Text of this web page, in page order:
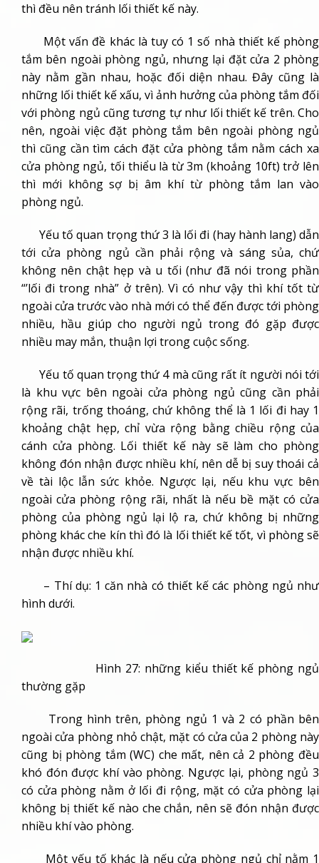
thì đều nên tránh lối thiết kế này.
Một vấn đề khác là tuy có 1 số nhà thiết kế phòng
tắm bên ngoài phòng ngủ, nhưng lại đặt cửa 2 phòng
này nằm gần nhau, hoặc đối diện nhau. Đây cũng là
những lối thiết kế xấu, vì ảnh hưởng của phòng tắm đối
với phòng ngủ cũng tương tự như lối thiết kế trên. Cho
nên, ngoài việc đặt phòng tắm bên ngoài phòng ngủ
thì cũng cần tìm cách đặt cửa phòng tắm nằm cách xa
cửa phòng ngủ, tối thiểu là từ 3m (khoảng 10ft) trở lên
thì mới không sợ bị âm khí từ phòng tắm lan vào
phòng ngủ.
Yếu tố quan trọng thứ 3 là lối đi (hay hành lang) dẫn
tới cửa phòng ngủ cần phải rộng và sáng sủa, chứ
không nên chật hẹp và u tối (như đã nói trong phần
“’lối đi trong nhà” ở trên). Vì có như vậy thì khí tốt từ
ngoài cửa trước vào nhà mới có thể đến được tới phòng
nhiều, hầu giúp cho người ngủ trong đó gặp được
nhiều may mắn, thuận lợi trong cuộc sống.
Yếu tố quan trọng thứ 4 mà cũng rất ít người nói tới
là khu vực bên ngoài cửa phòng ngủ cũng cần phải
rộng rãi, trống thoáng, chứ không thể là 1 lối đi hay 1
khoảng chật hẹp, chỉ vừa rộng bằng chiều rộng của
cánh cửa phòng. Lối thiết kế này sẽ làm cho phòng
không đón nhận được nhiều khí, nên dễ bị suy thoái cả
về tài lộc lẫn sức khỏe. Ngược lại, nếu khu vực bên
ngoài cửa phòng rộng rãi, nhất là nếu bề mặt có cửa
phòng của phòng ngủ lại lộ ra, chứ không bị những
phòng khác che kín thì đó là lối thiết kế tốt, vì phòng sẽ
nhận được nhiều khí.
– Thí dụ: 1 căn nhà có thiết kế các phòng ngủ như
hình dưới.
Hình 27: những kiểu thiết kế phòng ngủ
thường gặp
Trong hình trên, phòng ngủ 1 và 2 có phần bên
ngoài cửa phòng nhỏ chật, mặt có cửa của 2 phòng này
cũng bị phòng tắm (WC) che mất, nên cả 2 phòng đều
khó đón được khí vào phòng. Ngược lại, phòng ngủ 3
có cửa phòng nằm ở lối đi rộng, mặt có cửa phòng lại
không bị thiết kế nào che chắn, nên sẽ đón nhận được
nhiều khí vào phòng.
Một yếu tố khác là nếu cửa phòng ngủ chỉ nằm 1